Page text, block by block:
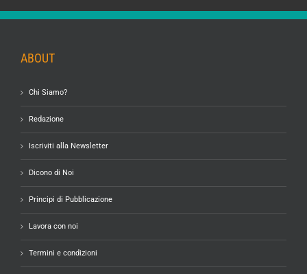
ABOUT
Chi Siamo?
Redazione
Iscriviti alla Newsletter
Dicono di Noi
Principi di Pubblicazione
Lavora con noi
Termini e condizioni